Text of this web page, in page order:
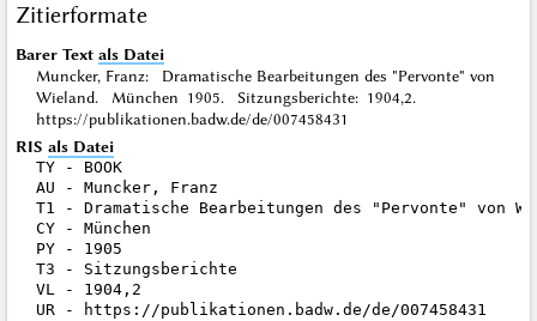
Zitierformate
Barer Text als Datei
Muncker, Franz: Dramatische Bearbeitungen des "Pervonte" von
Wieland. München 1905. Sitzungsberichte: 1904,2.
https://publikationen.badw.de/de/007458431
RIS als Datei
TY - BOOK
AU - Muncker, Franz
T1 - Dramatische Bearbeitungen des "Pervonte" von
CY - München
PY - 1905
T3 - Sitzungsberichte
VL - 1904,2
UR - https://publikationen.badw.de/de/007458431